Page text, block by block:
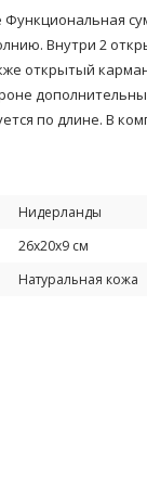
Функциональная
Внутри 2
открытый
по длине. В
Нидерланды
26х20х9 см
Натуральная кожа